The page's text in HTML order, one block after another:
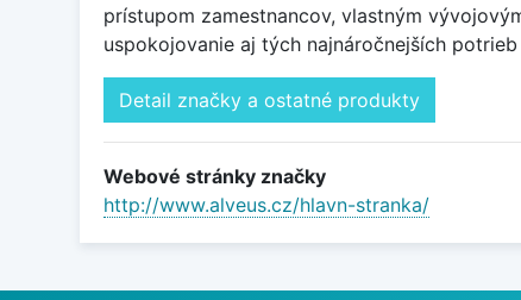
prístupom zamestnancov, vlastným
uspokojovanie aj tých najnáročnejších
Detail značky a ostatné produkty
Webové stránky značky
http://www.alveus.cz/hlavn-stranka/